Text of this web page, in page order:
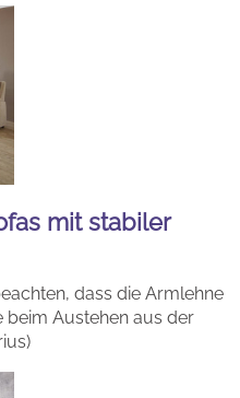
mit stabiler
dass die Armlehne
beim Austehen aus der